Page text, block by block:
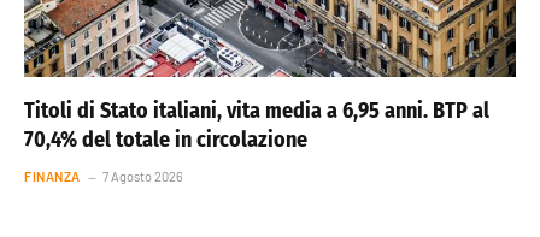
Titoli di Stato italiani, vita media a 6,95 anni. BTP al
70,4% del totale in circolazione
FINANZA 7 Agosto 2026